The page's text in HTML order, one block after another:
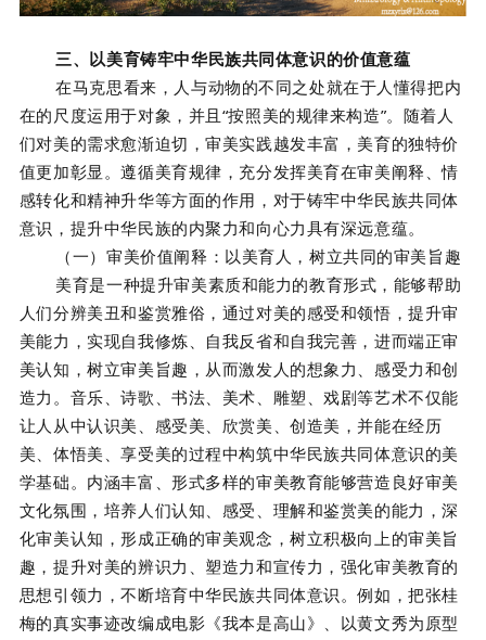
三、以美育铸牢中华民族共同体意识的价值意蕴
在马克思看来，人与动物的不同之处就在于人懂得把内
在的尺度运用于对象，并且“按照美的规律来构造”。随着人
们对美的需求愈渐迫切，审美实践越发丰富，美育的独特价
值更加彰显。遵循美育规律，充分发挥美育在审美阐释、情
感转化和精神升华等方面的作用，对于铸牢中华民族共同体
意识，提升中华民族的内聚力和向心力具有深远意蕴。
（一）审美价值阐释：以美育人，树立共同的审美旨趣
美育是一种提升审美素质和能力的教育形式，能够帮助
人们分辨美丑和鉴赏雅俗，通过对美的感受和领悟，提升审
美能力，实现自我修炼、自我反省和自我完善，进而端正审
美认知，树立审美旨趣，从而激发人的想象力、感受力和创
造力。音乐、诗歌、书法、美术、雕塑、戏剧等艺术不仅能
让人从中认识美、感受美、欣赏美、创造美，并能在经历
美、体悟美、享受美的过程中构筑中华民族共同体意识的美
学基础。内涵丰富、形式多样的审美教育能够营造良好审美
文化氛围，培养人们认知、感受、理解和鉴赏美的能力，深
化审美认知，形成正确的审美观念，树立积极向上的审美旨
趣，提升对美的辨识力、塑造力和宣传力，强化审美教育的
思想引领力，不断培育中华民族共同体意识。例如，把张桂
梅的真实事迹改编成电影《我本是高山》、以黄文秀为原型